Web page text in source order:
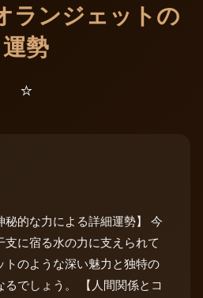
ランジェットの
運勢
⭐️
秘的な力による詳細運勢】 今
支に宿る水の力に支えられて
トのような深い魅力と独特の
でしょう。 【人間関係とコ